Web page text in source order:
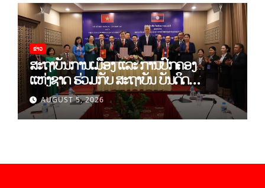
ຂ່າວ
ສະຖາບັນການເມືອງ ແລະ ການປົກຄອງ
ແຫ່ງຊາດ ຮ່ວມກັບ ສະຖາບັນ ບັນດິດ
ວິທະຍາສາດສັງຄົມ ຫວຽດນາມ ເຊັນບົດບັນທຶກ
ການຮ່ວມມືທາງດ້ານວິທະຍາສາດ (2026-
2030)
AUGUST 5, 2026